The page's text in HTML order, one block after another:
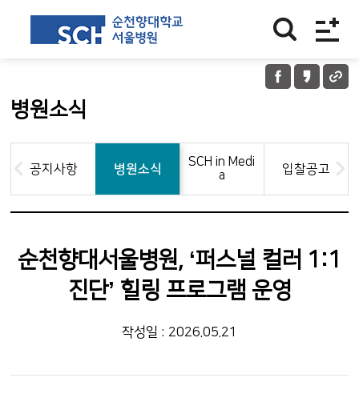
병원소식
공지사항 병원소식
SCH in Medi
a
입찰공고
순천향대서울병원, ‘퍼스널 컬러 1:1
진단’ 힐링 프로그램 운영
작성일 : 2026.05.21